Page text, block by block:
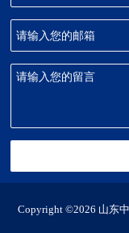
Copyright ©2026 山东